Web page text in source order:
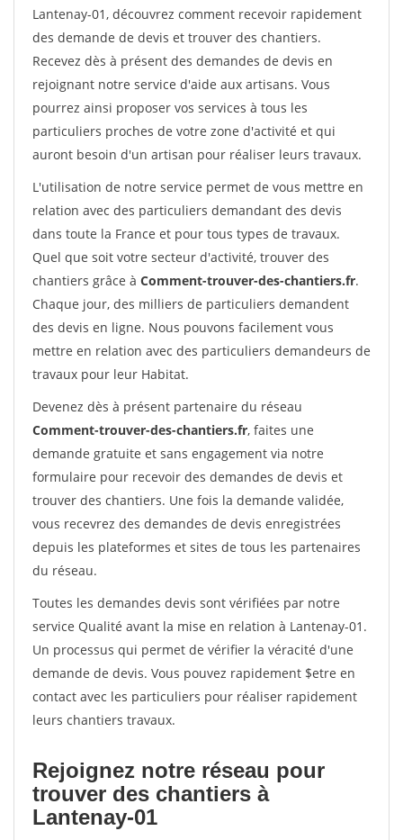
Lantenay-01, découvrez comment recevoir rapidement
des demande de devis et trouver des chantiers.
Recevez dès à présent des demandes de devis en
rejoignant notre service d'aide aux artisans. Vous
pourrez ainsi proposer vos services à tous les
particuliers proches de votre zone d'activité et qui
auront besoin d'un artisan pour réaliser leurs travaux.
L'utilisation de notre service permet de vous mettre en
relation avec des particuliers demandant des devis
dans toute la France et pour tous types de travaux.
Quel que soit votre secteur d'activité, trouver des
chantiers grâce à Comment-trouver-des-chantiers.fr.
Chaque jour, des milliers de particuliers demandent
des devis en ligne. Nous pouvons facilement vous
mettre en relation avec des particuliers demandeurs de
travaux pour leur Habitat.
Devenez dès à présent partenaire du réseau
Comment-trouver-des-chantiers.fr, faites une
demande gratuite et sans engagement via notre
formulaire pour recevoir des demandes de devis et
trouver des chantiers. Une fois la demande validée,
vous recevrez des demandes de devis enregistrées
depuis les plateformes et sites de tous les partenaires
du réseau.
Toutes les demandes devis sont vérifiées par notre
service Qualité avant la mise en relation à Lantenay-01.
Un processus qui permet de vérifier la véracité d'une
demande de devis. Vous pouvez rapidement $etre en
contact avec les particuliers pour réaliser rapidement
leurs chantiers travaux.
Rejoignez notre réseau pour
trouver des chantiers à
Lantenay-01